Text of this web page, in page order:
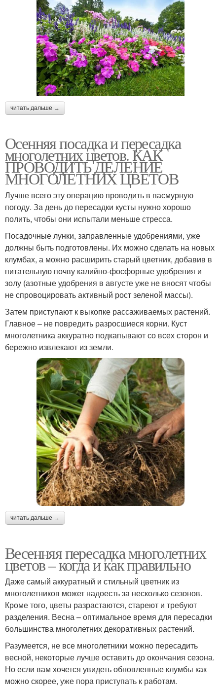
читать дальше →
Осенняя посадка и пересадка
многолетних цветов. КАК
ПРОВОДИТЬ ДЕЛЕНИЕ
МНОГОЛЕТНИХ ЦВЕТОВ
Лучше всего эту операцию проводить в пасмурную
погоду. За день до пересадки кусты нужно хорошо
полить, чтобы они испытали меньше стресса.
Посадочные лунки, заправленные удобрениями, уже
должны быть подготовлены. Их можно сделать на новых
клумбах, а можно расширить старый цветник, добавив в
питательную почву калийно-фосфорные удобрения и
золу (азотные удобрения в августе уже не вносят чтобы
не спровоцировать активный рост зеленой массы).
Затем приступают к выкопке рассаживаемых растений.
Главное – не повредить разросшиеся корни. Куст
многолетника аккуратно подкапывают со всех сторон и
бережно извлекают из земли.
читать дальше →
Весенняя пересадка многолетних
цветов – когда и как правильно
Даже самый аккуратный и стильный цветник из
многолетников может надоесть за несколько сезонов.
Кроме того, цветы разрастаются, стареют и требуют
разделения. Весна – оптимальное время для пересадки
большинства многолетних декоративных растений.
Разумеется, не все многолетники можно пересадить
весной, некоторые лучше оставить до окончания сезона.
Но если вам хочется увидеть обновленные клумбы как
можно скорее, уже пора приступать к работам.